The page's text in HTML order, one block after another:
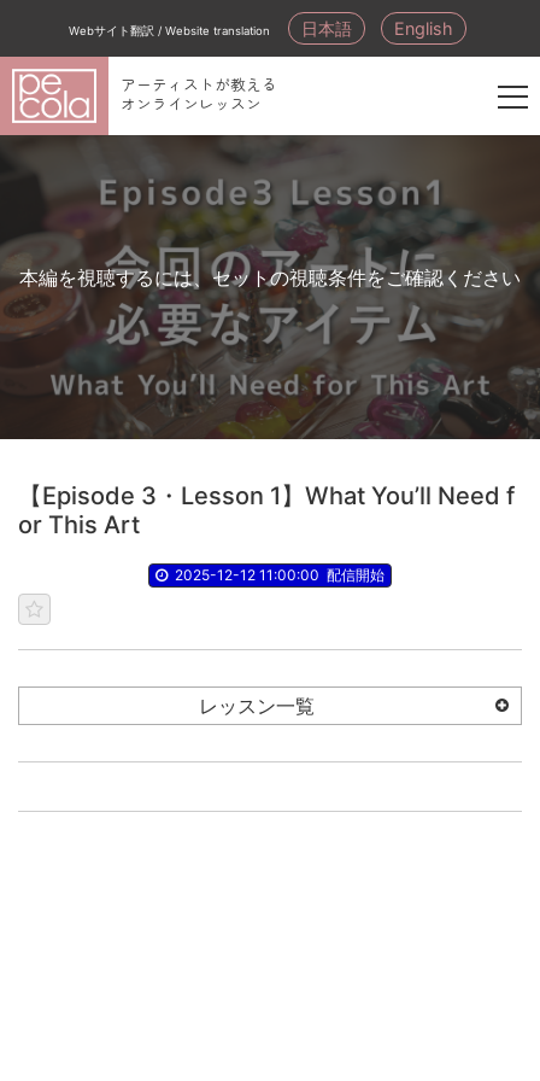
Webサイト翻訳 / Website translation 日本語 English
アーティストが教える
オンラインレッスン
新
登
録
本編を視聴するには、セットの視聴条件をご確認ください
【Episode 3・Lesson 1】What You’ll Need f
or This Art
2025-12-12 11:00:00 配信開始
レッスン一覧